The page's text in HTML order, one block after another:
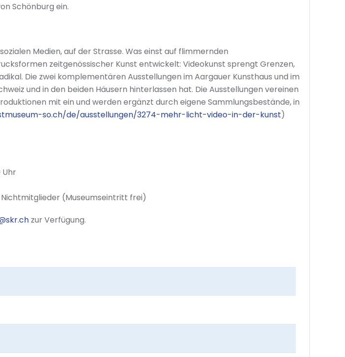
Schönburg ein.
Medien, auf der Strasse. Was einst auf flimmernden
zeitgenössischer Kunst entwickelt: Videokunst sprengt Grenzen,
Die zwei komplementären Ausstellungen im Aargauer Kunsthaus und im
und in den beiden Häusern hinterlassen hat. Die Ausstellungen vereinen
mit ein und werden ergänzt durch eigene Sammlungsbestände, in
so.ch/de/ausstellungen/3274-mehr-licht-video-in-der-kunst)
Uhr
Nichtmitglieder (Museumseintritt frei)
zur Verfügung.